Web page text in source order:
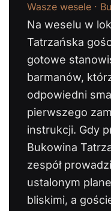
Wasze wesele ·
Na weselu w
Tatrzańska
gotowe
barmanów,
odpowiedni
pierwszego
instrukcji. Gdy
Bukowina
zespół
ustalonym
bliskimi, a